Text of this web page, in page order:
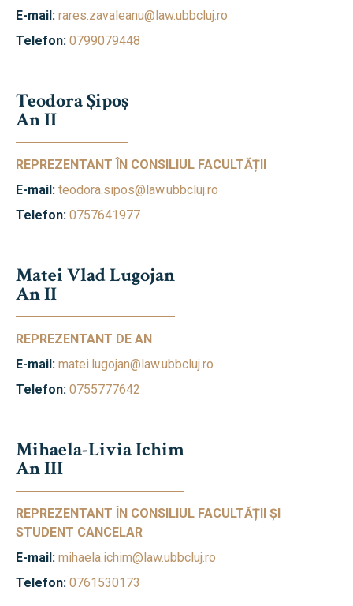
E-mail: rares.zavaleanu@law.ubbcluj.ro
Telefon: 0799079448
Teodora Șipoș
An II
REPREZENTANT ÎN CONSILIUL FACULTĂȚII
E-mail: teodora.sipos@law.ubbcluj.ro
Telefon: 0757641977
Matei Vlad Lugojan
An II
REPREZENTANT DE AN
E-mail: matei.lugojan@law.ubbcluj.ro
Telefon: 0755777642
Mihaela-Livia Ichim
An III
REPREZENTANT ÎN CONSILIUL FACULTĂȚII ȘI
STUDENT CANCELAR
E-mail: mihaela.ichim@law.ubbcluj.ro
Telefon: 0761530173